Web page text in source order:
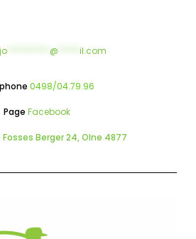
jo @ il.com
0498/04.79.96
Page Facebook
Fosses Berger 24, Olne 4877